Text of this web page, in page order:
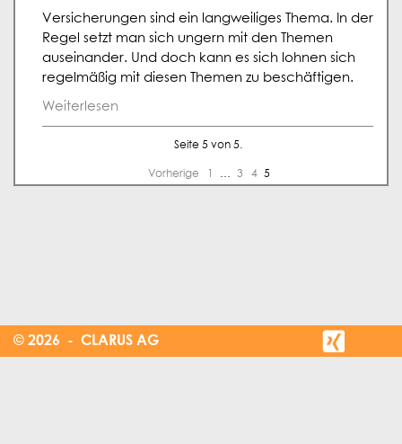
Versicherungen sind ein langweiliges Thema. In der
Regel setzt man sich ungern mit den Themen
auseinander. Und doch kann es sich lohnen sich
regelmäßig mit diesen Themen zu beschäftigen.
Weiterlesen
Seite 5 von 5.
Vorherige … 3 4 5
© 2026 - CLARUS AG